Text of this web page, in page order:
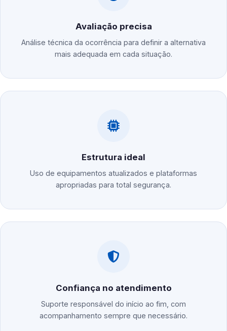
Avaliação precisa
Análise técnica da ocorrência para definir a alternativa
mais adequada em cada situação.
Estrutura ideal
Uso de equipamentos atualizados e plataformas
apropriadas para total segurança.
Confiança no atendimento
Suporte responsável do início ao fim, com
acompanhamento sempre que necessário.